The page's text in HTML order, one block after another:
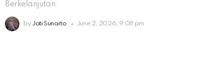
Berkelanjutan
by Jati Sunarto June 2, 2026, 9:08 pm